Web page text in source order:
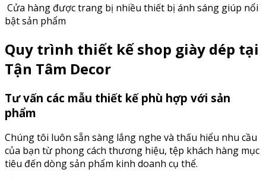
Cửa hàng được trang bị nhiều thiết bị ánh sáng giúp nổi
bật sản phẩm
Quy trình thiết kế shop giày dép tại
Tận Tâm Decor
Tư vấn các mẫu thiết kế phù hợp với sản
phẩm
Chúng tôi luôn sẵn sàng lắng nghe và thấu hiểu nhu cầu
của bạn từ phong cách thương hiệu, tệp khách hàng mục
tiêu đến dòng sản phẩm kinh doanh cụ thể.